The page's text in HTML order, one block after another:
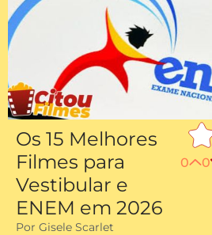
Os 15 Melhores
Filmes para
Vestibular e
ENEM em 2026
Por Gisele Scarlet
0
0